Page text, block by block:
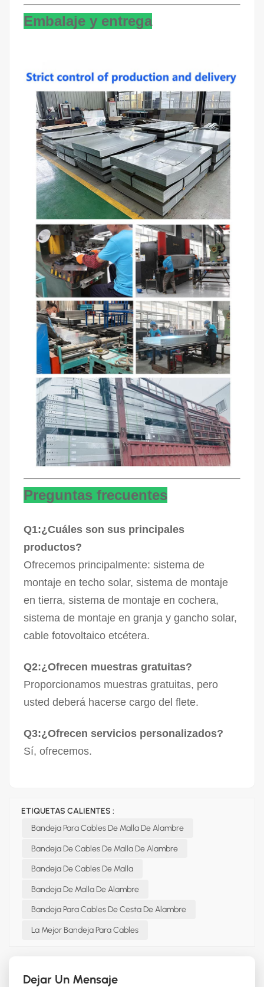
Embalaje y entrega
Preguntas frecuentes
Q1:¿Cuáles son sus principales
productos?
Ofrecemos principalmente: sistema de
montaje en techo solar, sistema de montaje
en tierra, sistema de montaje en cochera,
sistema de montaje en granja y gancho solar,
cable fotovoltaico etcétera.
Q2:¿Ofrecen muestras gratuitas?
Proporcionamos muestras gratuitas, pero
usted deberá hacerse cargo del flete.
Q3:¿Ofrecen servicios personalizados?
Sí, ofrecemos.
ETIQUETAS CALIENTES :
Bandeja Para Cables De Malla De Alambre
Bandeja De Cables De Malla De Alambre
Bandeja De Cables De Malla
Bandeja De Malla De Alambre
Bandeja Para Cables De Cesta De Alambre
La Mejor Bandeja Para Cables
Dejar Un Mensaje